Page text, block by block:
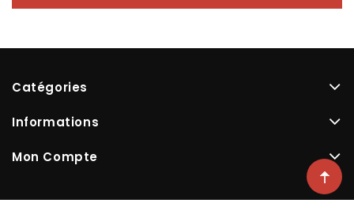
Catégories
Informations
Mon Compte